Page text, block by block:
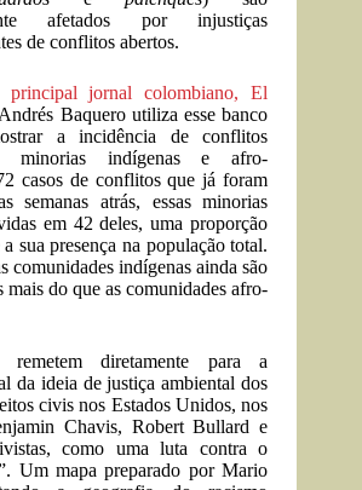
afetados por injustiças
de conflitos abertos.
principal jornal colombiano, El
Baquero utiliza esse banco
a incidência de conflitos
minorias indígenas e afro-
casos de conflitos que já foram
semanas atrás, essas minorias
em 42 deles, uma proporção
sua presença na população total.
comunidades indígenas ainda são
mais do que as comunidades afro-
remetem diretamente para a
da ideia de justiça ambiental dos
civis nos Estados Unidos, nos
Chavis, Robert Bullard e
como uma luta contra o
Um mapa preparado por Mario